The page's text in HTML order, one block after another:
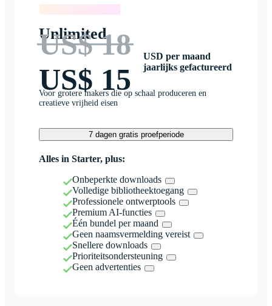
Unlimited
US$ 18
US$ 15
USD per maand
jaarlijks gefactureerd
Voor grotere makers die op schaal produceren en
creatieve vrijheid eisen
7 dagen gratis proefperiode
Alles in Starter, plus:
Onbeperkte downloads
Volledige bibliotheektoegang
Professionele ontwerptools
Premium AI-functies
Één bundel per maand
Geen naamsvermelding vereist
Snellere downloads
Prioriteitsondersteuning
Geen advertenties